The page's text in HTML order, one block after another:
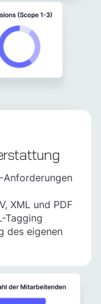
Anforderungen
XML und PDF
Tagging
des eigenen